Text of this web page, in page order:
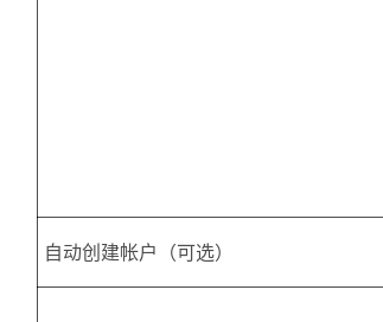
自动创建帐户（可选）